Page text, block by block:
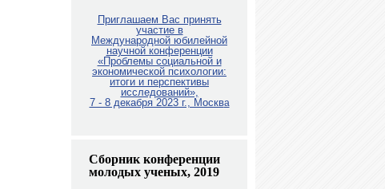
Приглашаем Вас принять
участие в
Международной юбилейной
научной конференции
«Проблемы социальной и
экономической психологии:
итоги и перспективы
исследований»,
7 - 8 декабря 2023 г., Москва
Сборник конференции
молодых ученых, 2019